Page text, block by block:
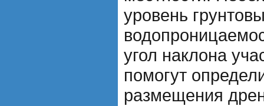
уровень
угол наклона
помогут
размещения